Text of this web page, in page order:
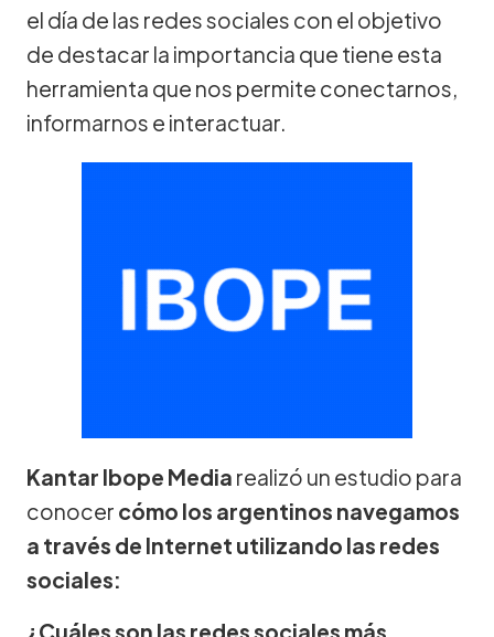
el día de las redes sociales con el objetivo
de destacar la importancia que tiene esta
herramienta que nos permite conectarnos,
informarnos e interactuar.
Kantar Ibope Media realizó un estudio para
conocer cómo los argentinos navegamos
a través de Internet utilizando las redes
sociales:
¿Cuáles son las redes sociales más